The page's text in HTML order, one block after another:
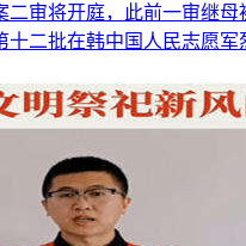
二审将开庭，此前一审继母
二批在韩中国人民志愿军